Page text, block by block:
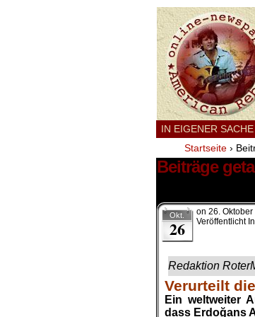
IN EIGENER SACHE
Startseite ›
Beiträge
Okt.
26
on 26. Oktober
Veröffentlicht
Redaktion
Verurteilt
Ein weltweiter
dass Erdoğans